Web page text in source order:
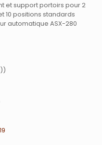
et support portoirs pour 2
10 positions standards
automatique ASX-280